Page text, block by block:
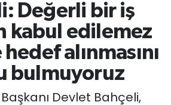
Değerli bir iş
kabul edilemez
alınmasını
bulmuyoruz
Devlet Bahçeli,
Durumu ve Fikstür